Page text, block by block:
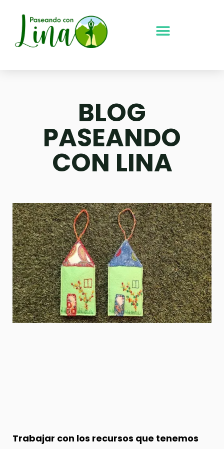
contenido
BLOG
PASEANDO
CON LINA
Trabajar con los recursos que tenemos